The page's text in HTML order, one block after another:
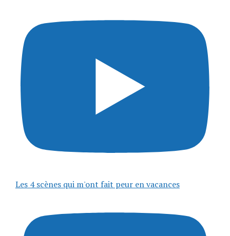
Les 4 scènes qui m'ont fait peur en vacances